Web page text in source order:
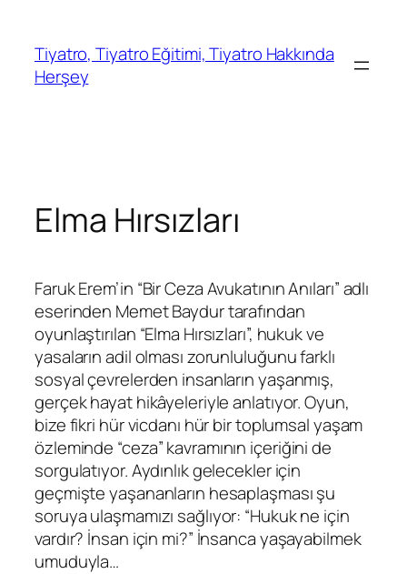
Tiyatro, Tiyatro Eğitimi, Tiyatro Hakkında
Herşey
Elma Hırsızları
Faruk Erem’in “Bir Ceza Avukatının Anıları” adlı
eserinden Memet Baydur tarafından
oyunlaştırılan “Elma Hırsızları”, hukuk ve
yasaların adil olması zorunluluğunu farklı
sosyal çevrelerden insanların yaşanmış,
gerçek hayat hikâyeleriyle anlatıyor. Oyun,
bize fikri hür vicdanı hür bir toplumsal yaşam
özleminde “ceza” kavramının içeriğini de
sorgulatıyor. Aydınlık gelecekler için
geçmişte yaşananların hesaplaşması şu
soruya ulaşmamızı sağlıyor: “Hukuk ne için
vardır? İnsan için mi?” İnsanca yaşayabilmek
umuduyla…